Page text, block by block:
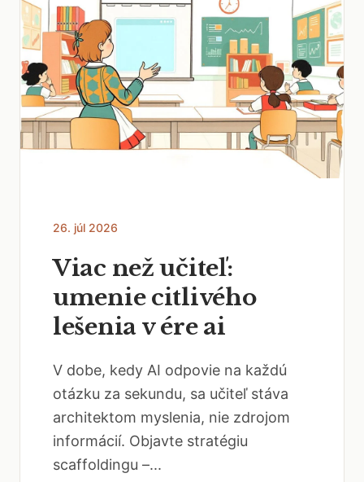
26. júl 2026
Viac než učiteľ:
umenie citlivého
lešenia v ére ai
V dobe, kedy AI odpovie na každú
otázku za sekundu, sa učiteľ stáva
architektom myslenia, nie zdrojom
informácií. Objavte stratégiu
scaffoldingu –...